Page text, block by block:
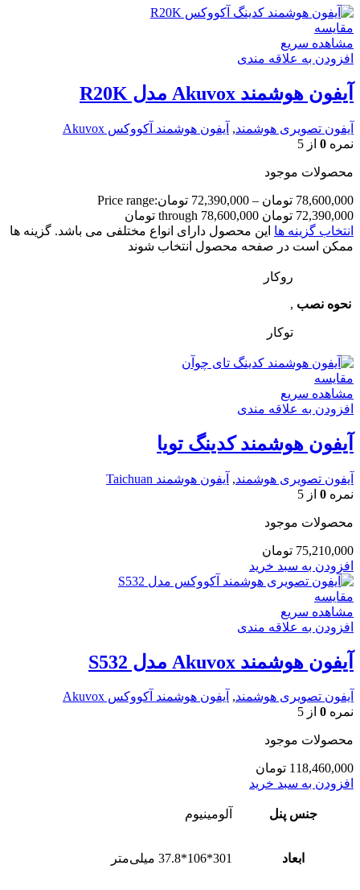
مقایسه
مشاهده سریع
افزودن به علاقه مندی
آیفون هوشمند Akuvox مدل R20K
آیفون تصویری هوشمند, آیفون هوشمند آکووکس Akuvox
نمره 0 از 5
محصولات موجود
78,600,000 تومان –
72,390,000 تومانPrice range:
72,390,000 تومان through 78,600,000 تومان
انتخاب گزینه ها این محصول دارای انواع مختلفی می باشد. گزینه ها
ممکن است در صفحه محصول انتخاب شوند
نحوه نصب
روکار
,
توکار
مقایسه
مشاهده سریع
افزودن به علاقه مندی
آیفون هوشمند کدینگ تویا
آیفون تصویری هوشمند, آیفون هوشمند Taichuan
نمره 0 از 5
محصولات موجود
75,210,000 تومان
افزودن به سبد خرید
مقایسه
مشاهده سریع
افزودن به علاقه مندی
آیفون هوشمند Akuvox مدل S532
آیفون تصویری هوشمند, آیفون هوشمند آکووکس Akuvox
نمره 0 از 5
محصولات موجود
118,460,000 تومان
افزودن به سبد خرید
جنس پنل آلومینیوم
ابعاد 301*106*37.8 میلی‌متر